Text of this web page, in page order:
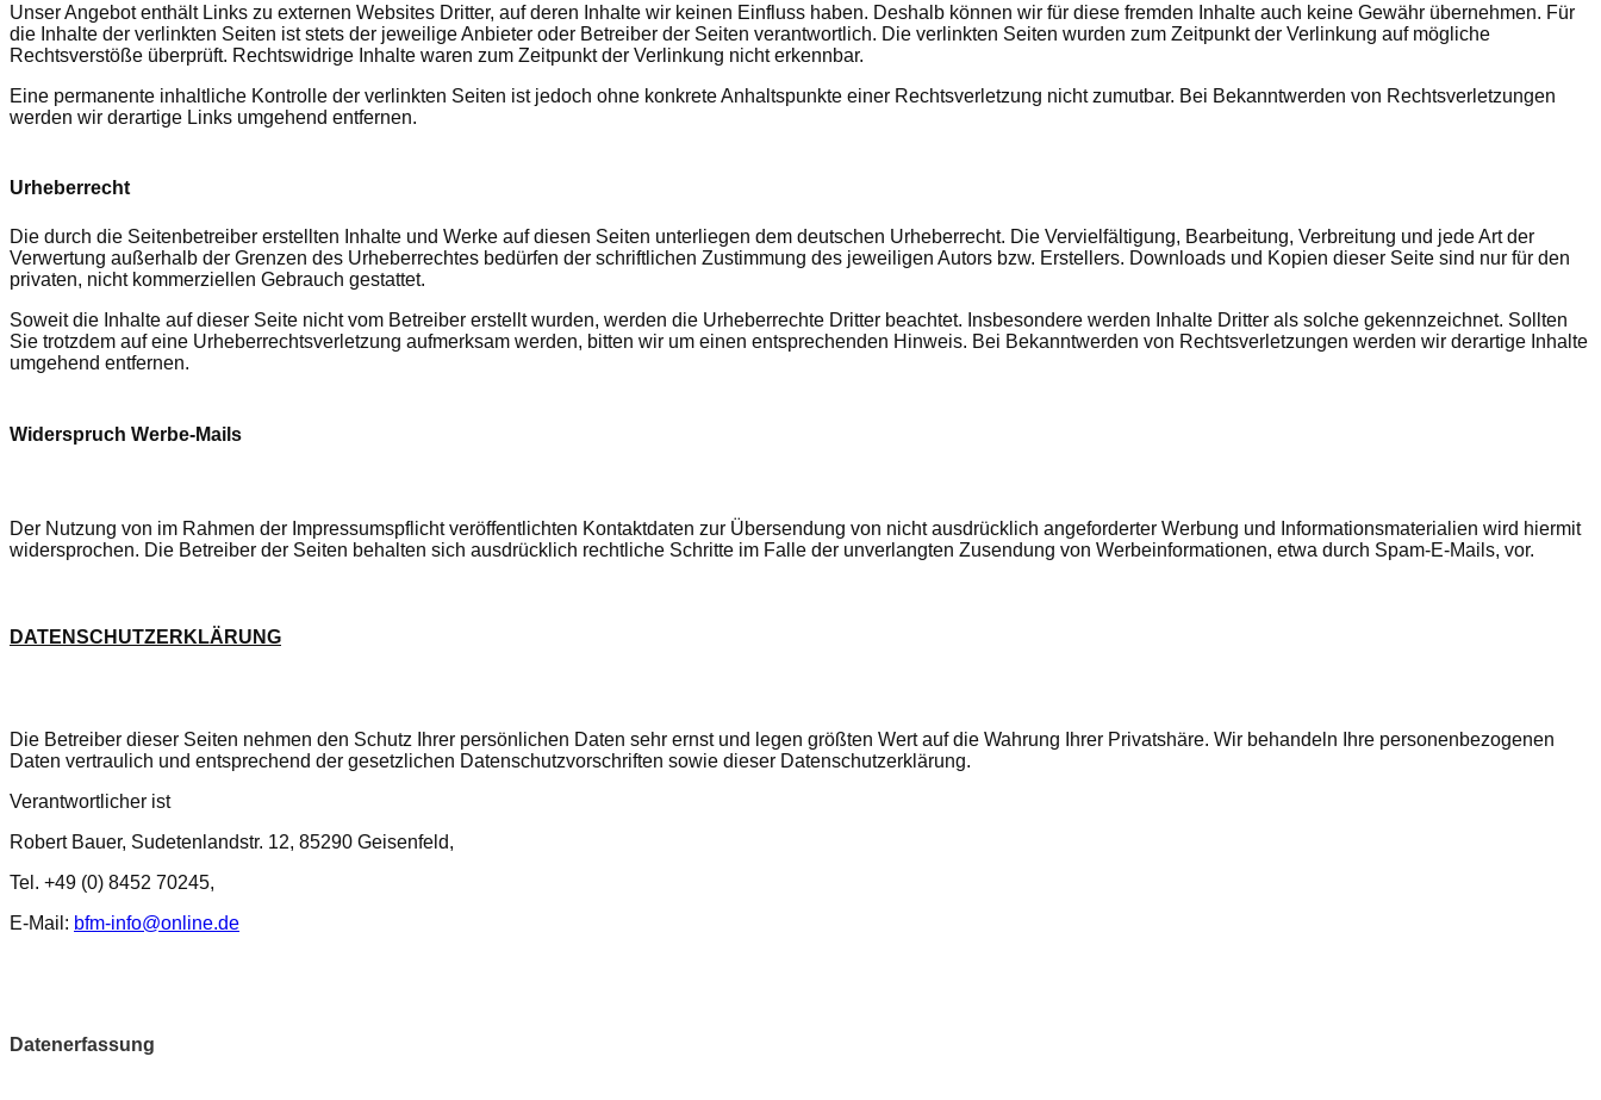
Unser Angebot enthält Links zu externen Websites Dritter, auf deren Inhalte wir keinen Einfluss haben. Deshalb können wir für diese fremden Inhalte auch keine Gewähr übernehmen. Für
die Inhalte der verlinkten Seiten ist stets der jeweilige Anbieter oder Betreiber der Seiten verantwortlich. Die verlinkten Seiten wurden zum Zeitpunkt der Verlinkung auf mögliche
Rechtsverstöße überprüft. Rechtswidrige Inhalte waren zum Zeitpunkt der Verlinkung nicht erkennbar.
Eine permanente inhaltliche Kontrolle der verlinkten Seiten ist jedoch ohne konkrete Anhaltspunkte einer Rechtsverletzung nicht zumutbar. Bei Bekanntwerden von Rechtsverletzungen
werden wir derartige Links umgehend entfernen.
Urheberrecht
Die durch die Seitenbetreiber erstellten Inhalte und Werke auf diesen Seiten unterliegen dem deutschen Urheberrecht. Die Vervielfältigung, Bearbeitung, Verbreitung und jede Art der
Verwertung außerhalb der Grenzen des Urheberrechtes bedürfen der schriftlichen Zustimmung des jeweiligen Autors bzw. Erstellers. Downloads und Kopien dieser Seite sind nur für den
privaten, nicht kommerziellen Gebrauch gestattet.
Soweit die Inhalte auf dieser Seite nicht vom Betreiber erstellt wurden, werden die Urheberrechte Dritter beachtet. Insbesondere werden Inhalte Dritter als solche gekennzeichnet. Sollten
Sie trotzdem auf eine Urheberrechtsverletzung aufmerksam werden, bitten wir um einen entsprechenden Hinweis. Bei Bekanntwerden von Rechtsverletzungen werden wir derartige Inhalte
umgehend entfernen.
Widerspruch Werbe-Mails
Der Nutzung von im Rahmen der Impressumspflicht veröffentlichten Kontaktdaten zur Übersendung von nicht ausdrücklich angeforderter Werbung und Informationsmaterialien wird hiermit
widersprochen. Die Betreiber der Seiten behalten sich ausdrücklich rechtliche Schritte im Falle der unverlangten Zusendung von Werbeinformationen, etwa durch Spam-E-Mails, vor.
DATENSCHUTZERKLÄRUNG
Die Betreiber dieser Seiten nehmen den Schutz Ihrer persönlichen Daten sehr ernst und legen größten Wert auf die Wahrung Ihrer Privatshäre. Wir behandeln Ihre personenbezogenen
Daten vertraulich und entsprechend der gesetzlichen Datenschutzvorschriften sowie dieser Datenschutzerklärung.
Verantwortlicher ist
Robert Bauer, Sudetenlandstr. 12, 85290 Geisenfeld,
Tel. +49 (0) 8452 70245,
E-Mail: bfm-info@online.de
Datenerfassung